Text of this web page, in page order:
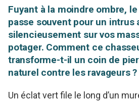
Fuyant à la moindre ombre,
passe souvent pour un intrus
silencieusement sur vos
potager. Comment ce
transforme-t-il un coin de
naturel contre les ravageurs ?
Un éclat vert file le long d’un